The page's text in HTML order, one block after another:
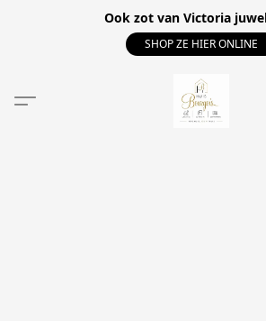
Ook zot van Victoria
SHOP ZE HIER ONLINE